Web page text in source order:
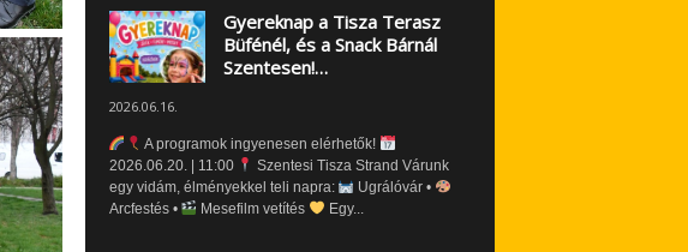
Gyereknap a Tisza Terasz
Büfénél, és a Snack Bárnál
Szentesen!…
2026.06.16.
A programok ingyenesen elérhetők!
2026.06.20. | 11:00
Szentesi Tisza Strand Várunk
egy vidám, élményekkel teli napra:
Ugrálóvár •
Arcfestés •
Mesefilm vetítés Egy...